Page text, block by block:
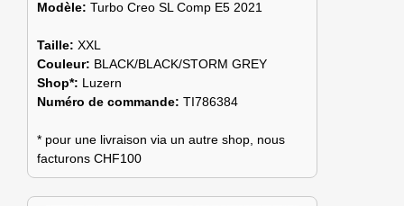
Modèle: Turbo Creo SL Comp E5 2021
Taille: XXL
Couleur: BLACK/BLACK/STORM GREY
Shop*: Luzern
Numéro de commande: TI786384
* pour une livraison via un autre shop, nous
facturons CHF100